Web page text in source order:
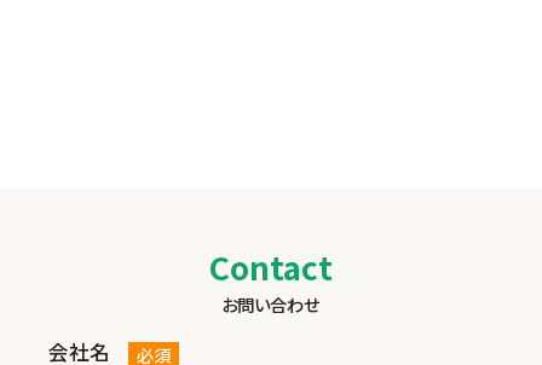
Contact
お問い合わせ
会社名 必須